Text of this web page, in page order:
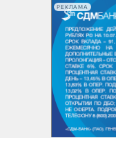
РЕКЛАМА